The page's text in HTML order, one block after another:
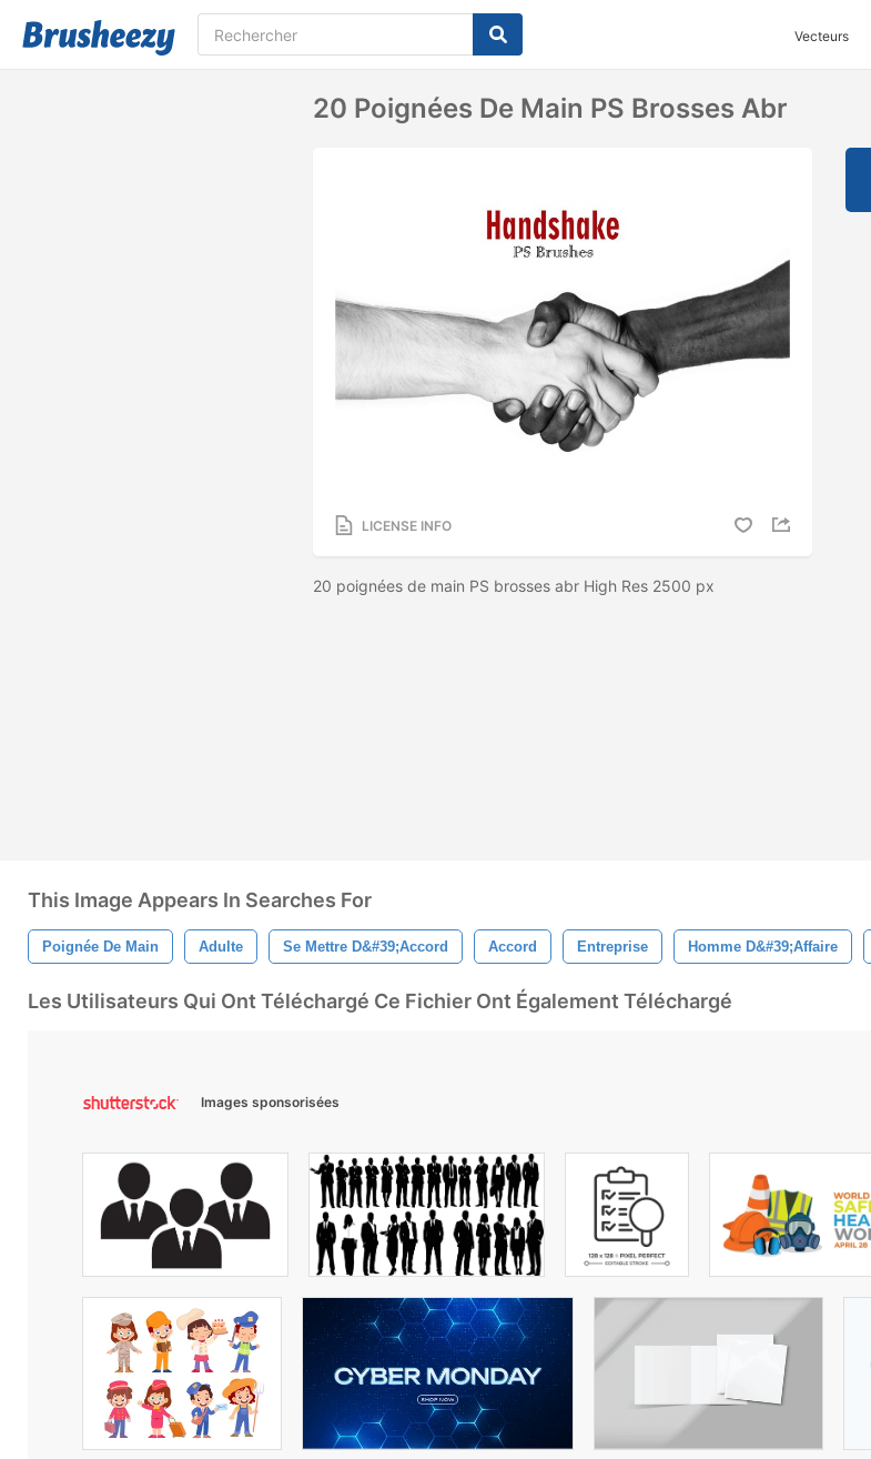
Vecteurs
20 Poignées De Main PS Brosses Abr
LICENSE INFO
20 poignées de main PS brosses abr High Res 2500 px
This Image Appears In Searches For
Poignée De Main Adulte Se Mettre D&#39;accord Accord Entreprise Homme D&#39;affaire
Les Utilisateurs Qui Ont Téléchargé Ce Fichier Ont Également Téléchargé
Images sponsorisées